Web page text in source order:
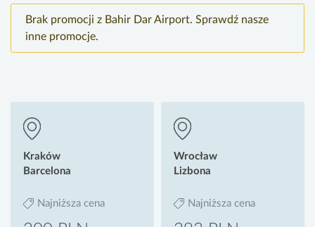
Brak promocji z Bahir Dar Airport. Sprawdź nasze
inne promocje.
Kraków
Barcelona
Najniższa cena
Wrocław
Lizbona
Najniższa cena